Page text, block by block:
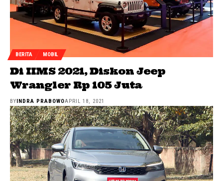
BERITA MOBIL
Di IIMS 2021, Diskon Jeep
Wrangler Rp 105 Juta
BYINDRA PRABOWOAPRIL 18, 2021